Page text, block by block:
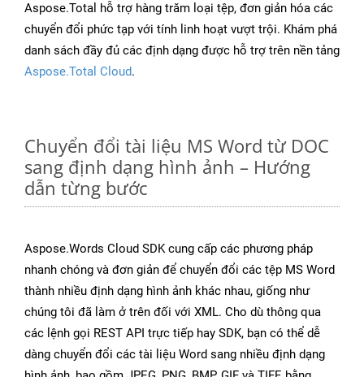
Aspose.Total hỗ trợ hàng trăm loại tệp, đơn giản hóa các
chuyển đổi phức tạp với tính linh hoạt vượt trội. Khám phá
danh sách đầy đủ các định dạng được hỗ trợ trên nền tảng
Aspose.Total Cloud.
Chuyển đổi tài liệu MS Word từ DOC
sang định dạng hình ảnh – Hướng
dẫn từng bước
Aspose.Words Cloud SDK cung cấp các phương pháp
nhanh chóng và đơn giản để chuyển đổi các tệp MS Word
thành nhiều định dạng hình ảnh khác nhau, giống như
chúng tôi đã làm ở trên đối với XML. Cho dù thông qua
các lệnh gọi REST API trực tiếp hay SDK, bạn có thể dễ
dàng chuyển đổi các tài liệu Word sang nhiều định dạng